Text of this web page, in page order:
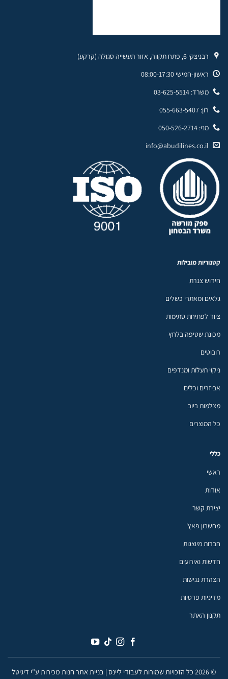
רבניצקי 6, פתח תקווה, אזור תעשייה סגולה (קרקע)
ראשון-חמישי 08:00-17:30
משרד: 03-625-5514
רון: 055-663-5407
מני: 050-526-2714
info@abudilines.co.il
קטגוריות מובילות
חידוש צנרת
גלאים ומאתרי כשלים
ציוד לפתיחת סתימות
מכונת שטיפה בלחץ
רובוטים
ניקוי תעלות ומנדפים
אביזרים וכלים
מצלמות ביוב
כל המוצרים
כללי
ראשי
אודות
יצירת קשר
מחשבון פאץ'
חברות מיוצגות
חדשות ואירועים
הצהרת נגישות
מדיניות פרטיות
תקנון האתר
© 2026 כל הזכויות שמורות לעבודי ליינס |
בניית אתר חנות מכירות ע"י דיגיטל